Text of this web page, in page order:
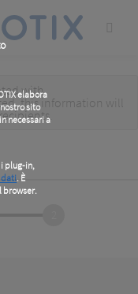
elabora
sito
necessari a
plug-in,
. È
browser.
with
this information will
.